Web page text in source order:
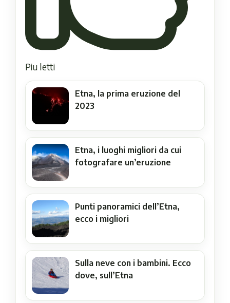
Piu letti
Etna, la prima eruzione del
2023
Etna, i luoghi migliori da cui
fotografare un’eruzione
Punti panoramici dell’Etna,
ecco i migliori
Sulla neve con i bambini. Ecco
dove, sull’Etna